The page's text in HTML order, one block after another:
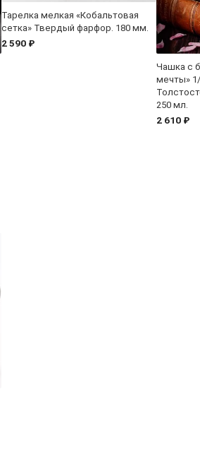
Тарелка мелкая «Кобальтовая
сетка» Твердый фарфор. 180 мм.
2 590 ₽
Чашка с
мечты»
250 мл.
2 610 ₽